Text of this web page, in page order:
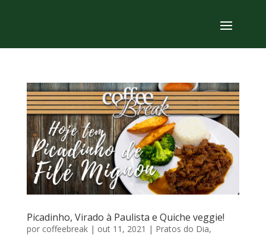
Picadinho, Virado à Paulista e Quiche veggie!
por coffeebreak| out 11, 2021 | Pratos do Dia,